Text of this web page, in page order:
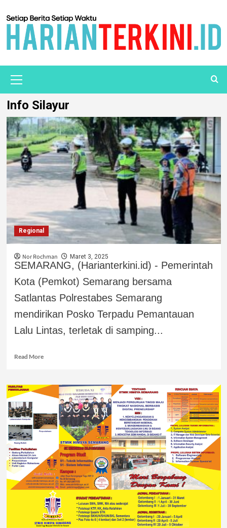
Info Silayur
Regional
Nor Rochman Maret 3, 2025
SEMARANG, (Harianterkini.id) - Pemerintah
Kota (Pemkot) Semarang bersama
Satlantas Polrestabes Semarang
mendirikan Posko Terpadu Pemantauan
Lalu Lintas, terletak di samping...
Read More